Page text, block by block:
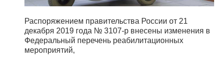
Распоряжением правительства России от 21
декабря 2019 года № 3107-р внесены изменения в
Федеральный перечень реабилитационных
мероприятий,